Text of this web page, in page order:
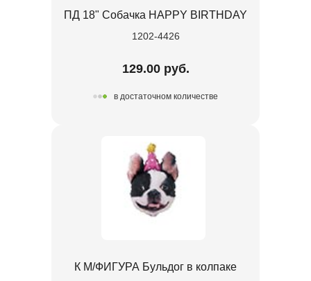
ПД 18" Собачка HAPPY BIRTHDAY
1202-4426
129.00 руб.
в достаточном количестве
К М/ФИГУРА Бульдог в колпаке